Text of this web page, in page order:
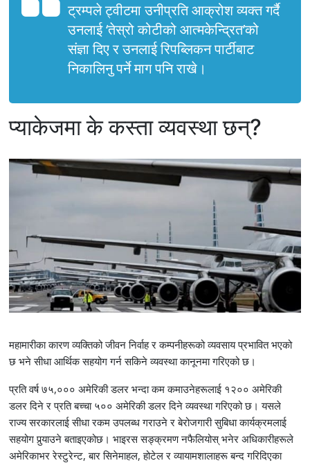
ट्रम्पले ट्वीटमा उनीप्रति आक्रोश व्यक्त गर्दै
उनलाई ‘तेस्रो कोटीको आत्मकेन्द्रित’को
संज्ञा दिए र उनलाई रिपब्लिकन पार्टीबाट
निकालिनु पर्ने माग पनि राखे।
प्याकेजमा के कस्ता व्यवस्था छन्?
महामारीका कारण व्यक्तिको जीवन निर्वाह र कम्पनीहरूको व्यवसाय प्रभावित भएको
छ भने सीधा आर्थिक सहयोग गर्न सकिने व्यवस्था कानूनमा गरिएको छ।
प्रति वर्ष ७५,००० अमेरिकी डलर भन्दा कम कमाउनेहरूलाई १२०० अमेरिकी
डलर दिने र प्रति बच्चा ५०० अमेरिकी डलर दिने व्यवस्था गरिएको छ। यसले
राज्य सरकारलाई सीधा रकम उपलब्ध गराउने र बेरोजगारी सुबिधा कार्यक्रमलाई
सहयोग पुर्‍याउने बताइएकोछ। भाइरस सङ्क्रमण नफैलियोस् भनेर अधिकारीहरूले
अमेरिकाभर रेस्टुरेन्ट, बार सिनेमाहल, होटेल र व्यायामशालाहरू बन्द गरिदिएका